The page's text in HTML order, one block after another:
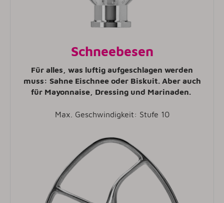
Schneebesen
Für alles, was luftig aufgeschlagen werden
muss: Sahne Eischnee oder Biskuit. Aber auch
für Mayonnaise, Dressing und Marinaden.
Max. Geschwindigkeit: Stufe 10